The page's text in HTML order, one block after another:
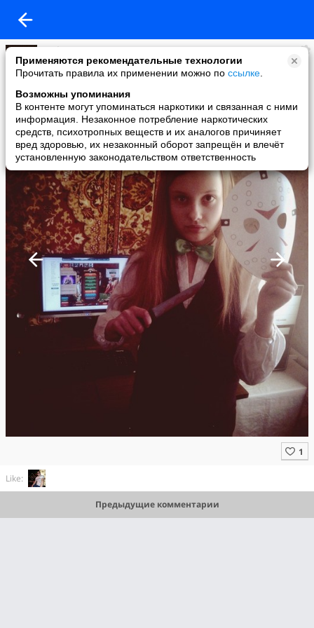
Применяются рекомендательные технологии
Прочитать правила их применении можно по ссылке
Возможны упоминания
В контенте могут упоминаться наркотики и связанная с ними
информация. Незаконное потребление наркотических
средств, психотропных веществ и их аналогов причиняет
вред здоровью, их незаконный оборот запрещён и влечёт
установленную законодательством ответственность
Мафия Рулетка
added a photo
18 Mar в 15:52
Like:
Предыдущие комментарии